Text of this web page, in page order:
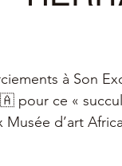
à Son
ce «
d’art